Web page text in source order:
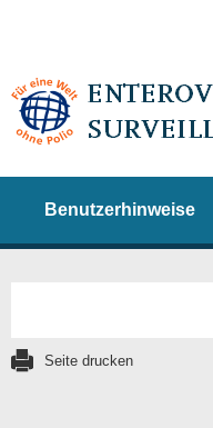
Benutzerhinweise
Seite drucken